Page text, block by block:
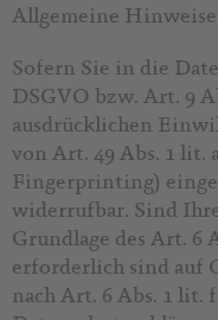
Allgemeine Hinweise
Sofern Sie in die
DSGVO bzw. Art. 9
ausdrücklichen
von Art. 49 Abs. 1 lit.
Fingerprinting)
widerrufbar. Sind
Grundlage des Art.
erforderlich sind auf
nach Art. 6 Abs. 1 lit.